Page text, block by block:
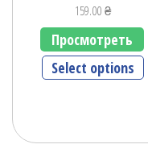
159.00₴
Просмотреть
Select options